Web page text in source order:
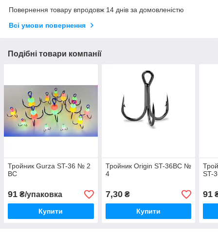
Повернення товару впродовж 14 днів за домовленістю
Всі умови повернення
Подібні товари компанії
Тройник Gurza ST-36 № 2
BC
91 ₴/упаковка
Купити
Тройник Origin ST-36BC №
4
7,30₴
Купити
ST-
91